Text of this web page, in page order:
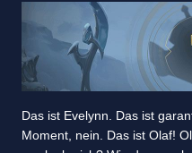
Das ist Evelynn. Das ist
Moment, nein. Das ist Olaf!